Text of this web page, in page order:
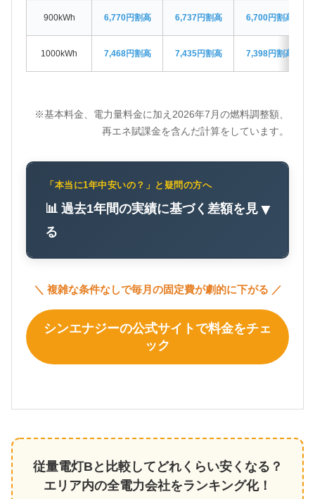
900kWh 6,770円割高 6,737円割高 6,700円割高
1000kWh 7,468円割高 7,435円割高 7,398円割高
※基本料金、電力量料金に加え2026年7月の燃料調整額、
再エネ賦課金を含んだ計算をしています。
「本当に1年中安いの？」と疑問の方へ
📊 過去1年間の実績に基づく差額を見
る
▼
＼ 複雑な条件なしで毎月の固定費が劇的に下がる ／
シンエナジーの公式サイトで料金をチェ
ック
従量電灯Bと比較してどれくらい安くなる？
エリア内の全電力会社をランキング化！